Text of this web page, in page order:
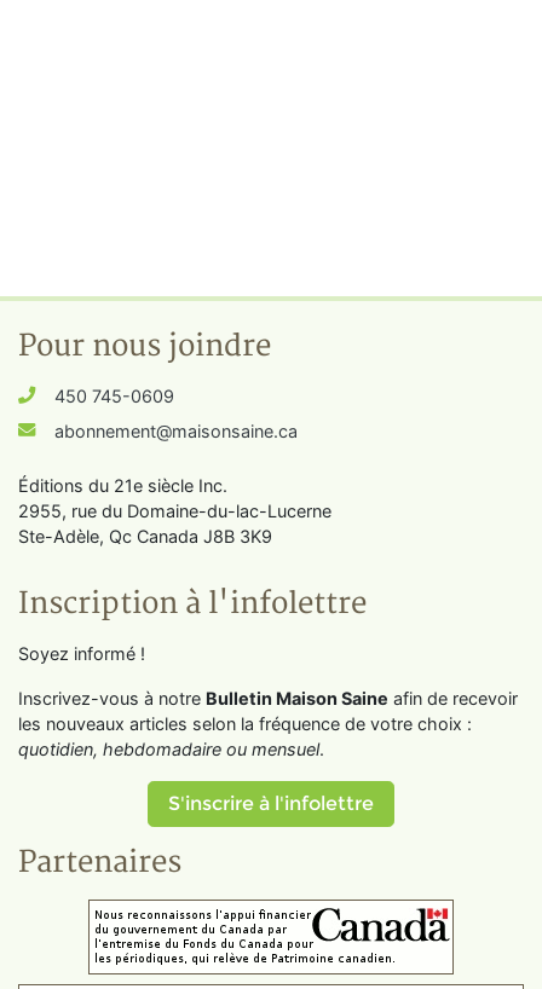
Pour nous joindre
450 745-0609
abonnement@maisonsaine.ca
Éditions du 21e siècle Inc.
2955, rue du Domaine-du-lac-Lucerne
Ste-Adèle, Qc Canada J8B 3K9
Inscription à l'infolettre
Soyez informé !
Inscrivez-vous à notre Bulletin Maison Saine afin de recevoir
les nouveaux articles selon la fréquence de votre choix :
quotidien, hebdomadaire ou mensuel.
S'inscrire à l'infolettre
Partenaires